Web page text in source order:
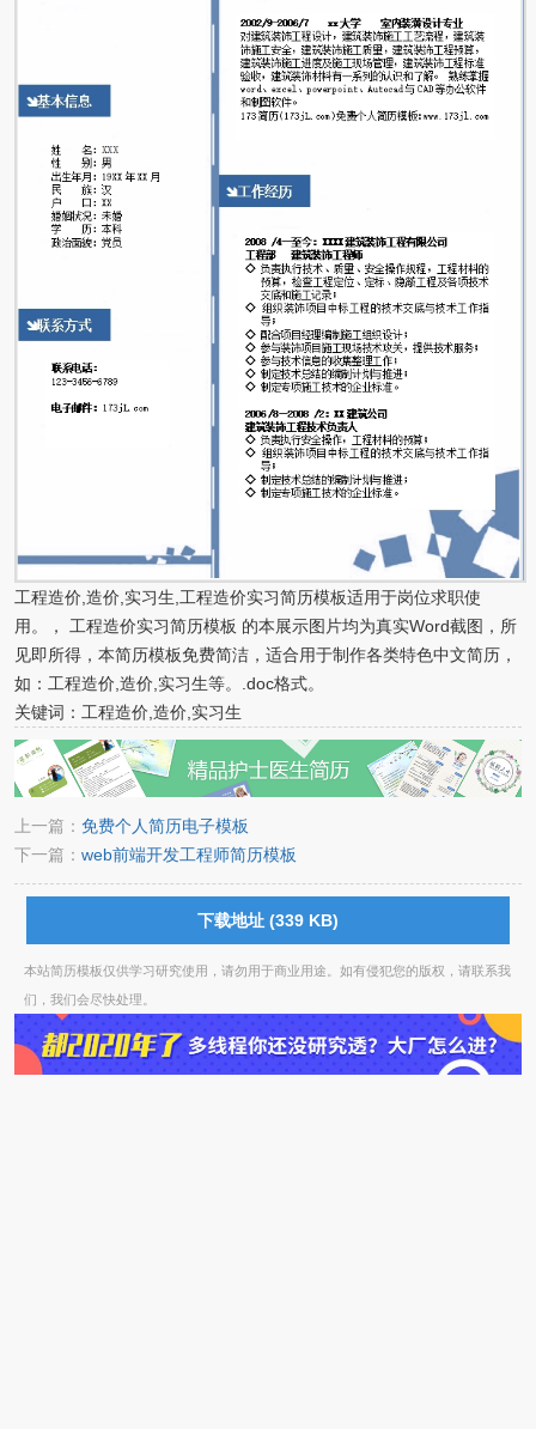
工程造价,造价,实习生,工程造价实习简历模板适用于岗位求职使
用。， 工程造价实习简历模板 的本展示图片均为真实Word截图，所
见即所得，本简历模板免费简洁，适合用于制作各类特色中文简历，
如：工程造价,造价,实习生等。.doc格式。
关键词：工程造价,造价,实习生
上一篇： 免费个人简历电子模板
下一篇： web前端开发工程师简历模板
下载地址 (339 KB)
本站简历模板仅供学习研究使用，请勿用于商业用途。如有侵犯您的版权，请联系我
们，我们会尽快处理。